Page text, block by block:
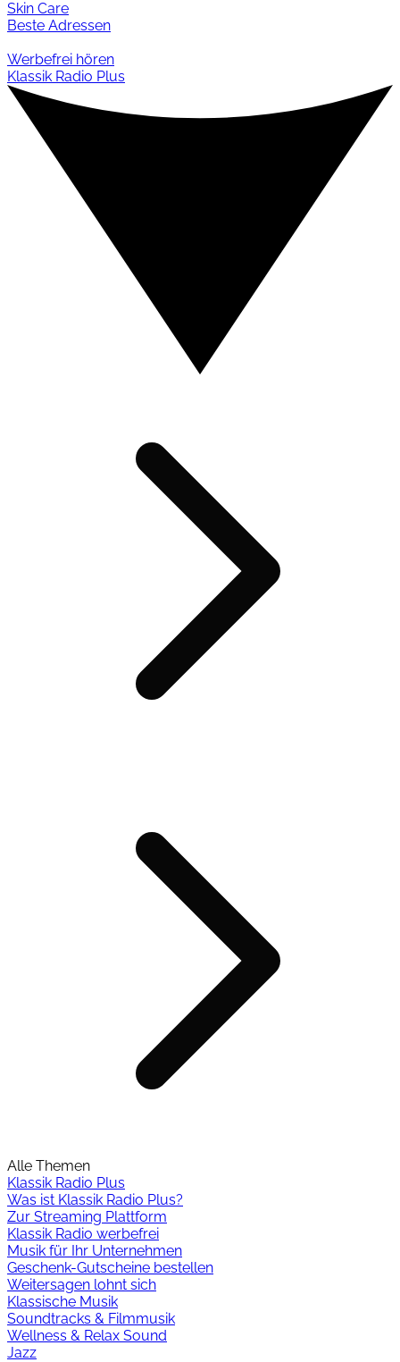
Skin Care
Beste Adressen
Werbefrei hören
Klassik Radio Plus
Alle Themen
Klassik Radio Plus
Was ist Klassik Radio Plus?
Zur Streaming Plattform
Klassik Radio werbefrei
Musik für Ihr Unternehmen
Geschenk-Gutscheine bestellen
Weitersagen lohnt sich
Klassische Musik
Soundtracks & Filmmusik
Wellness & Relax Sound
Jazz